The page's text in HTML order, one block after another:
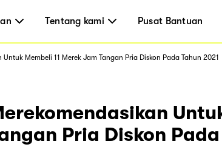
Tentang kami Pusat Bantuan
Untuk Membeli 11 Merek Jam Tangan Pria Diskon Pada Tahun 2021
Pria Diskon